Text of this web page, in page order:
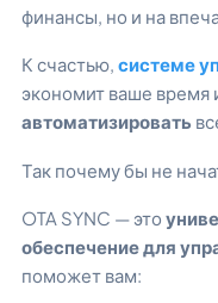
финансы, но и на
К счастью, системе
экономит ваше время
автоматизировать
Так почему бы не
OTA SYNC — это
обеспечение для
поможет вам: